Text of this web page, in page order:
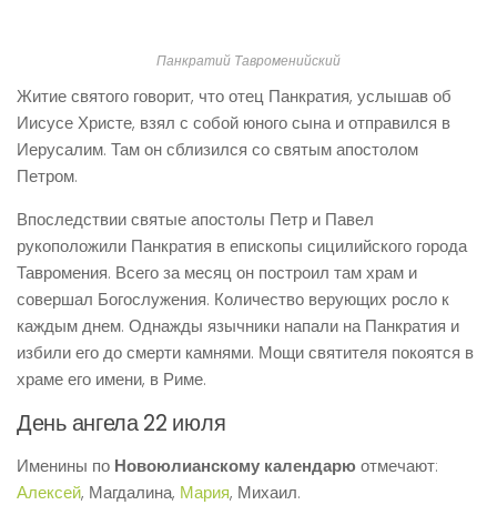
Панкратий Тавроменийский
Житие святого говорит, что отец Панкратия, услышав об
Иисусе Христе, взял с собой юного сына и отправился в
Иерусалим. Там он сблизился со святым апостолом
Петром.
Впоследствии святые апостолы Петр и Павел
рукоположили Панкратия в епископы сицилийского города
Тавромения. Всего за месяц он построил там храм и
совершал Богослужения. Количество верующих росло к
каждым днем. Однажды язычники напали на Панкратия и
избили его до смерти камнями. Мощи святителя покоятся в
храме его имени, в Риме.
День ангела 22 июля
Именины по Новоюлианскому календарюотмечают:
Алексей, Магдалина, Мария, Михаил.